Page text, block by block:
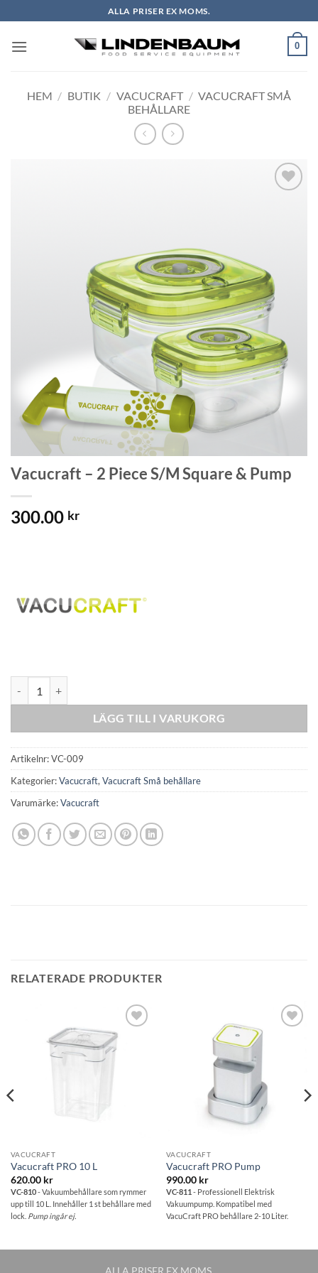
to
content
ALLA PRISER EX MOMS.
0
HEM / BUTIK / VACUCRAFT / VACUCRAFT SMÅ
BEHÅLLARE
Vacucraft – 2 Piece S/M Square & Pump
300.00 kr
LÄGG TILL I VARUKORG
Artikelnr:VC-009
Kategorier:Vacucraft, Vacucraft Små behållare
Varumärke:Vacucraft
RELATERADE PRODUKTER
Lägg till i
önskelistan
VACUCRAFT
Vacucraft PRO 10 L
620.00 kr
VC-810- Vakuumbehållare som rymmer
upp till 10 L. Innehåller 1 st behållare med
lock. Pump ingår ej.
VACUCRAFT
Vacucraft PRO Pump
990.00 kr
VC-811 - Professionell Elektrisk
Vakuumpump. Kompatibel med
VacuCraft PRO behållare 2-10 Liter.
ALLA PRISER EX MOMS.